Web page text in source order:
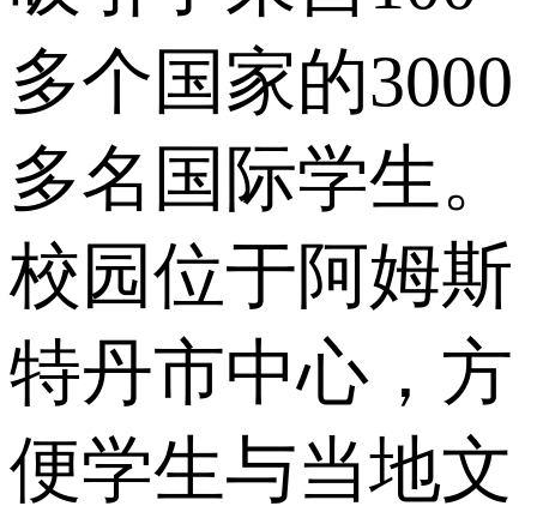
多个国家的3000
多名国际学生。
校园位于阿姆斯
特丹市中心，方
便学生与当地文